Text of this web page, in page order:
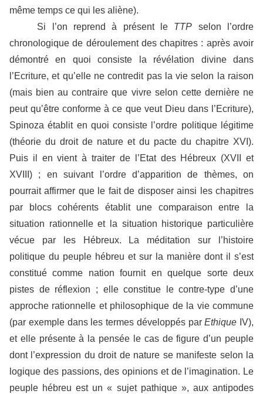
même temps ce qui les aliène).
Si l’on reprend à présent le TTP selon l’ordre
chronologique de déroulement des chapitres : après avoir
démontré en quoi consiste la révélation divine dans
l’Ecriture, et qu’elle ne contredit pas la vie selon la raison
(mais bien au contraire que vivre selon cette dernière ne
peut qu’être conforme à ce que veut Dieu dans l’Ecriture),
Spinoza établit en quoi consiste l’ordre politique légitime
(théorie du droit de nature et du pacte du chapitre XVI).
Puis il en vient à traiter de l’Etat des Hébreux (XVII et
XVIII) ; en suivant l’ordre d’apparition de thèmes, on
pourrait affirmer que le fait de disposer ainsi les chapitres
par blocs cohérents établit une comparaison entre la
situation rationnelle et la situation historique particulière
vécue par les Hébreux. La méditation sur l’histoire
politique du peuple hébreu et sur la manière dont il s’est
constitué comme nation fournit en quelque sorte deux
pistes de réflexion ; elle constitue le contre-type d’une
approche rationnelle et philosophique de la vie commune
(par exemple dans les termes développés parEthique IV),
et elle présente à la pensée le cas de figure d’un peuple
dont l’expression du droit de nature se manifeste selon la
logique des passions, des opinions et de l’imagination. Le
peuple hébreu est un « sujet pathique », aux antipodes